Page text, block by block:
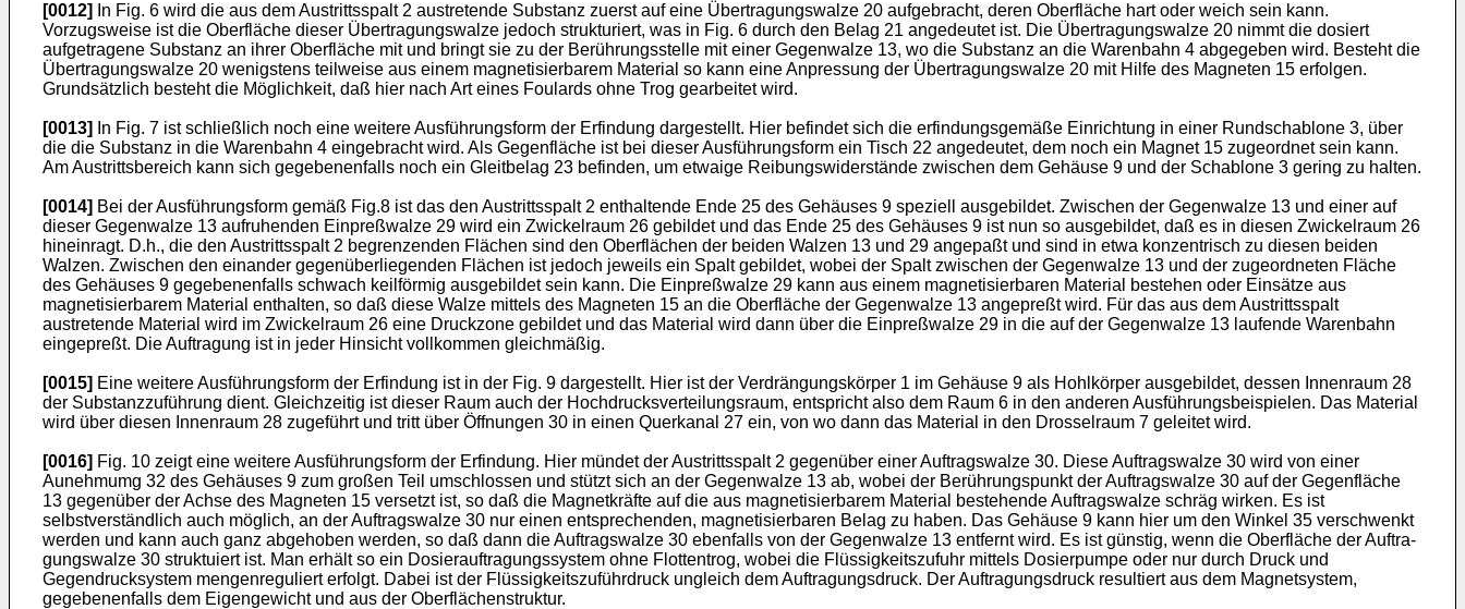
[0012]
In Fig. 6 wird die aus dem Austrittsspalt 2 austretende Substanz zuerst auf eine Übertragungswalze 20 aufgebracht, deren Oberfläche hart oder weich sein kann.
Vorzugsweise ist die Oberfläche dieser Übertragungs­walze jedoch strukturiert, was in Fig. 6 durch den Belag 21 angedeutet ist. Die Übertragungswalze 20 nimmt die dosiert
aufgetragene Substanz an ihrer Oberfläche mit und bringt sie zu der Berührungsstelle mit einer Gegenwalze 13, wo die Substanz an die Warenbahn 4 abgegeben wird. Besteht die
Übertragungswalze 20 wenigstens teilweise aus einem magne­tisierbarem Material so kann eine Anpressung der Übertragungswalze 20 mit Hilfe des Magneten 15 erfolgen.
Grundsätzlich besteht die Möglich­keit, daß hier nach Art eines Foulards ohne Trog gearbeitet wird.
[0013]
In Fig. 7 ist schließlich noch eine weitere Ausführungsform der Erfin­dung dargestellt. Hier befindet sich die erfindungsgemäße Einrichtung in einer Rundschablone 3, über
die die Substanz in die Warenbahn 4 eingebracht wird. Als Gegenfläche ist bei dieser Ausführungsform ein Tisch 22 angedeutet, dem noch ein Magnet 15 zugeordnet sein kann.
Am Austrittsbereich kann sich gegebenenfalls noch ein Gleitbelag 23 be­finden, um etwaige Reibungswiderstände zwischen dem Gehäuse 9 und der Schablone 3 gering zu halten.
[0014] Bei der Ausführungsform gemäß Fig.8 ist das den Austrittsspalt 2 ent­haltende Ende 25 des Gehäuses 9 speziell ausgebildet. Zwischen der Ge­genwalze 13 und einer auf
dieser Gegenwalze 13 aufruhenden Einpreßwalze 29 wird ein Zwickelraum 26 gebildet und das Ende 25 des Gehäuses 9 ist nun so ausgebildet, daß es in diesen Zwickelraum 26
hineinragt. D.h., die den Austrittsspalt 2 begrenzenden Flächen sind den Oberflächen der beiden Walzen 13 und 29 angepaßt und sind in etwa konzentrisch zu die­sen beiden
Walzen. Zwischen den einander gegenüberliegenden Flächen ist jedoch jeweils ein Spalt gebildet, wobei der Spalt zwischen der Gegen­walze 13 und der zugeordneten Fläche
des Gehäuses 9 gegebenenfalls schwach keilförmig ausgebildet sein kann. Die Einpreßwalze 29 kann aus einem magnetisierbaren Material bestehen oder Einsätze aus
magnetisier­barem Material enthalten, so daß diese Walze mittels des Magneten 15 an die Oberfläche der Gegenwalze 13 angepreßt wird. Für das aus dem Aus­trittsspalt
austretende Material wird im Zwickelraum 26 eine Druckzone gebildet und das Material wird dann über die Einpreßwalze 29 in die auf der Gegenwalze 13 laufende Warenbahn
eingepreßt. Die Auftragung ist in jeder Hinsicht vollkommen gleichmäßig.
[0015] Eine weitere Ausführungsform der Erfindung ist in der Fig. 9 dargestellt. Hier ist der Verdrängungskörper 1 im Gehäuse 9 als Hohlkörper ausgebildet, dessen Innenraum 28
der Substanzzuführung dient. Gleichzeitig ist die­ser Raum auch der Hochdrucksverteilungsraum, entspricht also dem Raum 6 in den anderen Ausführungsbeispielen. Das Material
wird über diesen In­nenraum 28 zugeführt und tritt über Öffnungen 30 in einen Querkanal 27 ein, von wo dann das Material in den Drosselraum 7 geleitet wird.
[0016] Fig. 10 zeigt eine weitere Ausführungsform der Erfindung. Hier mündet der Austrittsspalt 2 gegenüber einer Auftragswalze 30. Diese Auftrags­walze 30 wird von einer
Aunehmumg 32 des Gehäuses 9 zum großen Teil umschlossen und stützt sich an der Gegenwalze 13 ab, wobei der Berüh­rungspunkt der Auftragswalze 30 auf der Gegenfläche
13 gegenüber der Achse des Magneten 15 versetzt ist, so daß die Magnetkräfte auf die aus magnetisierbarem Material bestehende Auftragswalze schräg wirken. Es ist
selbstverständlich auch möglich, an der Auftragswalze 30 nur einen entsprechenden, magnetisierbaren Belag zu haben. Das Gehäuse 9 kann hier um den Winkel 35 verschwenkt
werden und kann auch ganz abge­hoben werden, so daß dann die Auftragswalze 30 ebenfalls von der Gegen­walze 13 entfernt wird. Es ist günstig, wenn die Oberfläche der Auftra­
gungswalze 30 struktuiert ist. Man erhält so ein Dosierauftragungssystem ohne Flottentrog, wobei die Flüssigkeitszufuhr mittels Dosierpumpe oder nur durch Druck und
Gegendrucksystem mengenreguliert erfolgt. Dabei ist der Flüssigkeitszuführdruck ungleich dem Auftragungsdruck. Der Auftra­gungsdruck resultiert aus dem Magnetsystem,
gegebenenfalls dem Eigen­gewicht und aus der Oberflächenstruktur.